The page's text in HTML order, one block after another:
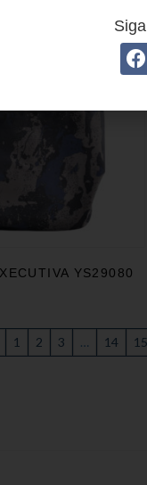
YS29080
1 2 3 … 14 15